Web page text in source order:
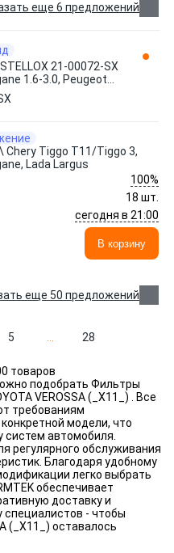
еще 6 предложений
21-00072-SX
1.6-3.0, Peugeot
Tiggo T11/Tiggo 3,
Lada Largus
100%
18 шт.
сегодня в 21:00
В корзину
еще 50 предложений
5 28
товаров
подобрать Фильтры
VEROSSA (_X11_) . Все
требованиям
модели, что
систем автомобиля.
регулярного обслуживания
Благодаря удобному
легко выбрать
обеспечивает
доставку и
- чтобы
(_X11_) оставалось